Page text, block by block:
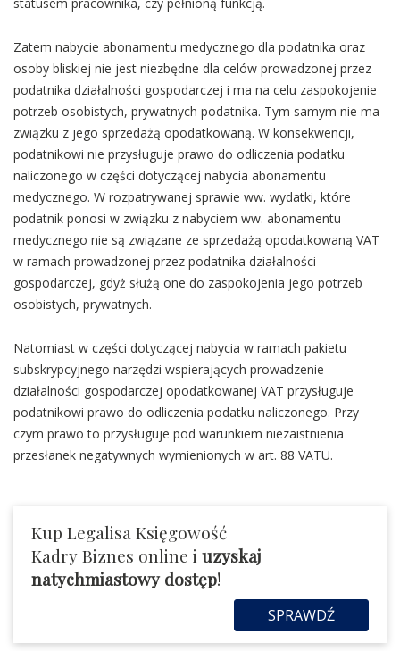
Zatem nabycie abonamentu medycznego dla podatnika oraz
osoby bliskiej nie jest niezbędne dla celów prowadzonej przez
podatnika działalności gospodarczej i ma na celu zaspokojenie
potrzeb osobistych, prywatnych podatnika. Tym samym nie ma
związku z jego sprzedażą opodatkowaną. W konsekwencji,
podatnikowi nie przysługuje prawo do odliczenia podatku
naliczonego w części dotyczącej nabycia abonamentu
medycznego. W rozpatrywanej sprawie ww. wydatki, które
podatnik ponosi w związku z nabyciem ww. abonamentu
medycznego nie są związane ze sprzedażą opodatkowaną VAT
w ramach prowadzonej przez podatnika działalności
gospodarczej, gdyż służą one do zaspokojenia jego potrzeb
osobistych, prywatnych.
Natomiast w części dotyczącej nabycia w ramach pakietu
subskrypcyjnego narzędzi wspierających prowadzenie
działalności gospodarczej opodatkowanej VAT przysługuje
podatnikowi prawo do odliczenia podatku naliczonego. Przy
czym prawo to przysługuje pod warunkiem niezaistnienia
przesłanek negatywnych wymienionych w art. 88 VATU.
Kup Legalisa Księgowość
Kadry Biznes online i uzyskaj
natychmiastowy dostęp!
SPRAWDŹ